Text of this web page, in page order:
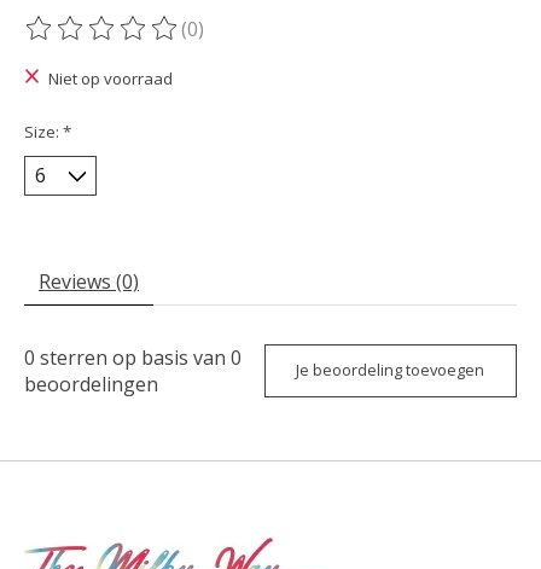
De beoordeling van dit product is
(0)
Niet op voorraad
Size: *
Reviews (0)
0 sterren op basis van 0
beoordelingen
Je beoordeling toevoegen